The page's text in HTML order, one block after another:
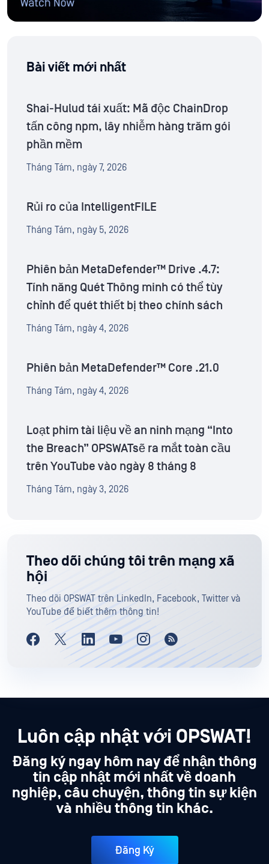
Bài viết mới nhất
Shai-Hulud tái xuất: Mã độc ChainDrop
tấn công npm, lây nhiễm hàng trăm gói
phần mềm
Tháng Tám, ngày 7, 2026
Rủi ro của IntelligentFILE
Tháng Tám, ngày 5, 2026
Phiên bản MetaDefender™ Drive .4.7:
Tính năng Quét Thông minh có thể tùy
chỉnh để quét thiết bị theo chính sách
Tháng Tám, ngày 4, 2026
Phiên bản MetaDefender™ Core .21.0
Tháng Tám, ngày 4, 2026
Loạt phim tài liệu về an ninh mạng “Into
the Breach” OPSWATsẽ ra mắt toàn cầu
trên YouTube vào ngày 8 tháng 8
Tháng Tám, ngày 3, 2026
Theo dõi chúng tôi trên mạng xã
hội
Theo dõi OPSWAT trên LinkedIn, Facebook, Twitter và
YouTube để biết thêm thông tin!
Luôn cập nhật với OPSWAT!
Đăng ký ngay hôm nay để nhận thông
tin cập nhật mới nhất về doanh
nghiệp, câu chuyện, thông tin sự kiện
và nhiều thông tin khác.
Đăng Ký